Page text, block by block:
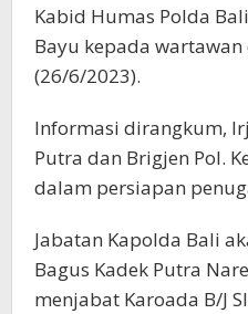
Kabid Humas Polda
Bayu kepada wartawan
(26/6/2023).
Informasi dirangkum,
Putra dan Brigjen Pol.
dalam persiapan
Jabatan Kapolda Bali
Bagus Kadek Putra
menjabat Karoada B/J